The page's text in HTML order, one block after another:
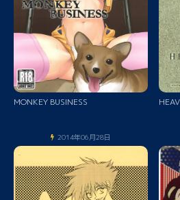
MONKEY BUSINESS
2014年06月28日